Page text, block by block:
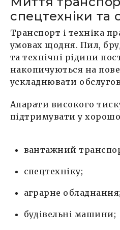
спецтехніки та
Транспорт і техніка
умовах щодня. Пил,
та технічні рідини
накопичуються на
ускладнювати
Апарати високого
підтримувати у
вантажний
спецтехніку;
аграрне обладнання;
будівельні машини;